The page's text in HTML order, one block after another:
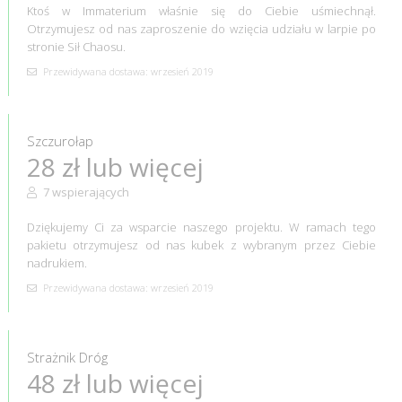
Ktoś w Immaterium właśnie się do Ciebie uśmiechnął.
Otrzymujesz od nas zaproszenie do wzięcia udziału w larpie po
stronie Sił Chaosu.
Przewidywana dostawa: wrzesień 2019
Szczurołap
28 zł lub więcej
7 wspierających
Dziękujemy Ci za wsparcie naszego projektu. W ramach tego
pakietu otrzymujesz od nas kubek z wybranym przez Ciebie
nadrukiem.
Przewidywana dostawa: wrzesień 2019
Strażnik Dróg
48 zł lub więcej